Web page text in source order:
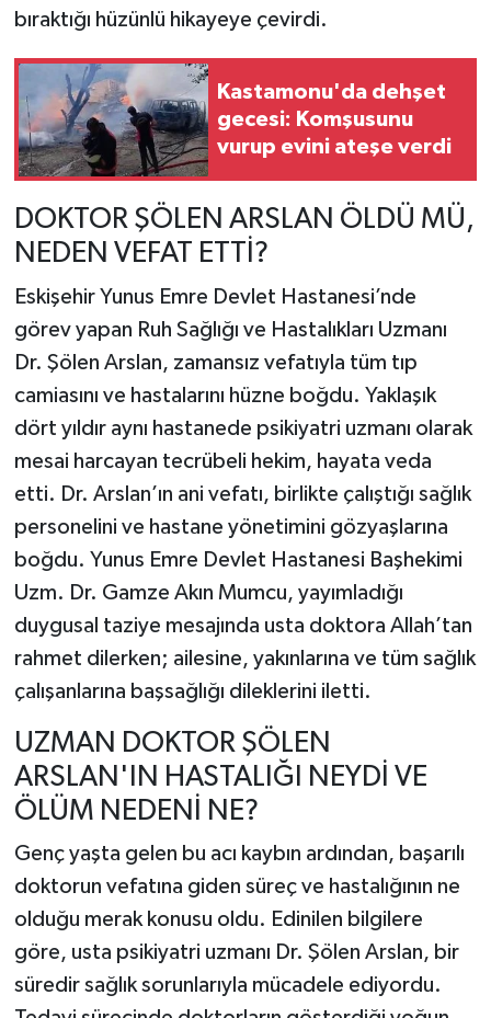
bıraktığı hüzünlü hikayeye çevirdi.
Kastamonu'da dehşet
gecesi: Komşusunu
vurup evini ateşe verdi
DOKTOR ŞÖLEN ARSLAN ÖLDÜ MÜ,
NEDEN VEFAT ETTİ?
Eskişehir Yunus Emre Devlet Hastanesi’nde
görev yapan Ruh Sağlığı ve Hastalıkları Uzmanı
Dr. Şölen Arslan, zamansız vefatıyla tüm tıp
camiasını ve hastalarını hüzne boğdu. Yaklaşık
dört yıldır aynı hastanede psikiyatri uzmanı olarak
mesai harcayan tecrübeli hekim, hayata veda
etti. Dr. Arslan’ın ani vefatı, birlikte çalıştığı sağlık
personelini ve hastane yönetimini gözyaşlarına
boğdu. Yunus Emre Devlet Hastanesi Başhekimi
Uzm. Dr. Gamze Akın Mumcu, yayımladığı
duygusal taziye mesajında usta doktora Allah’tan
rahmet dilerken; ailesine, yakınlarına ve tüm sağlık
çalışanlarına başsağlığı dileklerini iletti.
UZMAN DOKTOR ŞÖLEN
ARSLAN'IN HASTALIĞI NEYDİ VE
ÖLÜM NEDENİ NE?
Genç yaşta gelen bu acı kaybın ardından, başarılı
doktorun vefatına giden süreç ve hastalığının ne
olduğu merak konusu oldu. Edinilen bilgilere
göre, usta psikiyatri uzmanı Dr. Şölen Arslan, bir
süredir sağlık sorunlarıyla mücadele ediyordu.